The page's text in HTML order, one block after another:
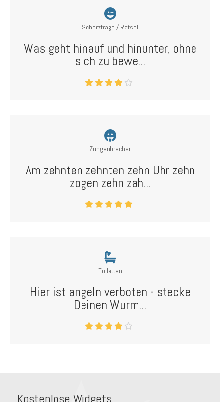
Scherzfrage / Rätsel
Was geht hinauf und hinunter, ohne
sich zu bewe...
Zungenbrecher
Am zehnten zehnten zehn Uhr zehn
zogen zehn zah...
Toiletten
Hier ist angeln verboten - stecke
Deinen Wurm...
Kostenlose Widgets